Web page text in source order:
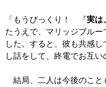
「もうびっくり！ 『実は
たうえで、マリッジブルー
した。すると、彼も共感
し話をして、終電でお互い
結局、二人は今後のこと